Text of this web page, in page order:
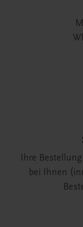
Ihre
bei Ihnen